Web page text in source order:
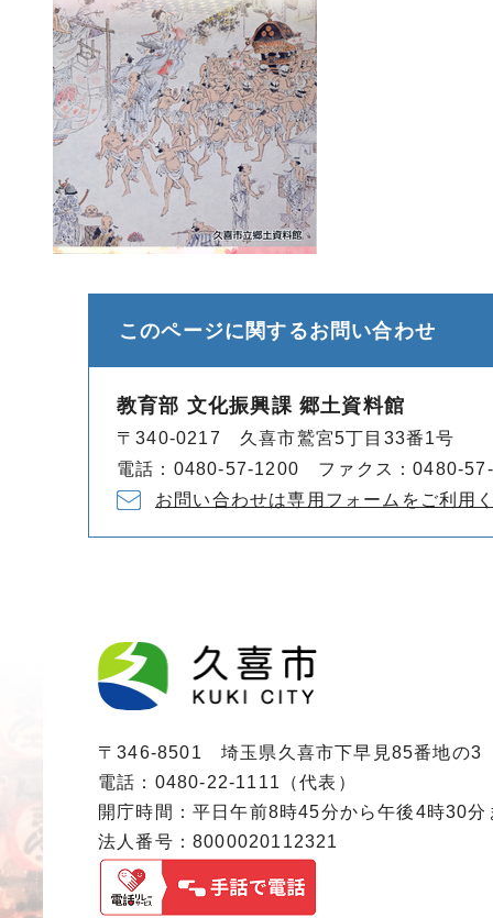
このページに関するお問い合わせ
教育部 文化振興課 郷土資料館
〒340-0217 久喜市鷲宮5丁目33番1号
電話：0480-57-1200 ファクス：0480-
お問い合わせは専用フォームをご利用
〒346-8501 埼玉県久喜市下早見85番地の3
電話：0480-22-1111（代表）
開庁時間：平日午前8時45分から午後4時30
法人番号：8000020112321